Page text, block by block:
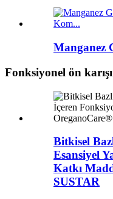
Manganez
Fonksiyonel ön
Bitkisel
Esansiyel
Katkı
SUSTAR